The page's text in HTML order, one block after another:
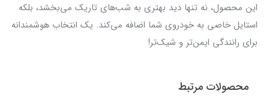
این محصول، نه تنها دید بهتری به شب‌های تاریک می‌بخشد، بلکه
استایل خاصی به خودروی شما اضافه می‌کند. یک انتخاب هوشمندانه
برای رانندگی ایمن‌تر و شیک‌تر!
محصولات مرتبط